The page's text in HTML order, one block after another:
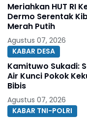
Meriahkan HUT RI
Dermo Serentak
Merah Putih
Agustus 07, 2026
KABAR DESA
Kamituwo Sukadi:
Air Kunci Pokok
Bibis
Agustus 07, 2026
KABAR TNI-POLRI